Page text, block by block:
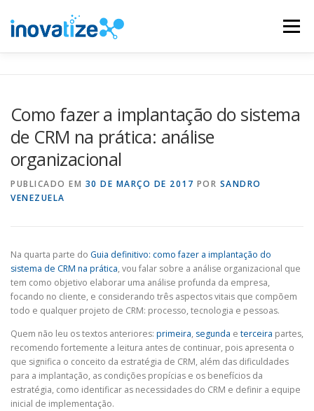
para
Menu
MATERIAIS EDUCATIVOS CONTATO
Como fazer a implantação do sistema
de CRM na prática: análise
organizacional
PUBLICADO EM 30 DE MARÇO DE 2017 POR SANDRO
VENEZUELA
Na quarta parte do Guia definitivo: como fazer a implantação do
sistema de CRM na prática, vou falar sobre a análise organizacional que
tem como objetivo elaborar uma análise profunda da empresa,
focando no cliente, e considerando três aspectos vitais que compõem
todo e qualquer projeto de CRM: processo, tecnologia e pessoas.
Quem não leu os textos anteriores: primeira, segunda e terceira partes,
recomendo fortemente a leitura antes de continuar, pois apresenta o
que significa o conceito da estratégia de CRM, além das dificuldades
para a implantação, as condições propícias e os benefícios da
estratégia, como identificar as necessidades do CRM e definir a equipe
inicial de implementação.